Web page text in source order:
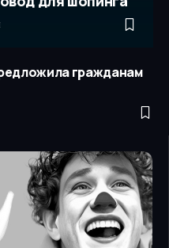
гражданам